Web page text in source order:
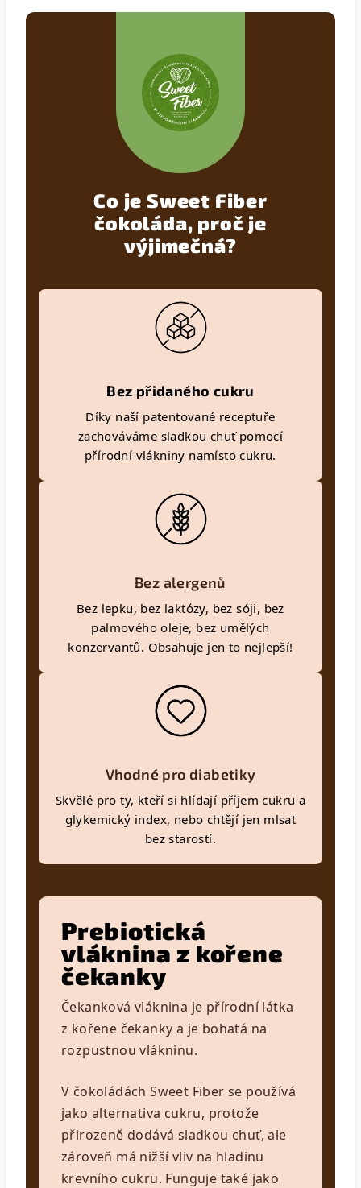
Co je Sweet Fiber
čokoláda, proč je
výjimečná?
Bez přidaného cukru
Díky naší patentované receptuře
zachováváme sladkou chuť pomocí
přírodní vlákniny namísto cukru.
Bez alergenů
Bez lepku, bez laktózy, bez sóji, bez
palmového oleje, bez umělých
konzervantů. Obsahuje jen to nejlepší!
Vhodné pro diabetiky
Skvělé pro ty, kteří si hlídají příjem cukru a
glykemický index, nebo chtějí jen mlsat
bez starostí.
Prebiotická
vláknina z kořene
čekanky
Čekanková vláknina je přírodní látka
z kořene čekanky a je bohatá na
rozpustnou vlákninu.
V čokoládách Sweet Fiber se používá
jako alternativa cukru, protože
přirozeně dodává sladkou chuť, ale
zároveň má nižší vliv na hladinu
krevního cukru. Funguje také jako